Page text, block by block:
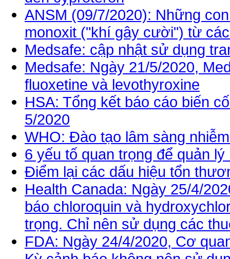
ANSM (09/7/2020): Những
monoxit ("khí gây cười") từ
Medsafe: cập nhật sử dụng
Medsafe: Ngày 21/5/2020,
fluoxetine và levothyroxine
HSA: Tổng kết báo cáo biến
5/2020
WHO: Đào tạo lâm sàng
6 yếu tố quan trọng để quản
Điểm lại các dấu hiệu tổn
Health Canada: Ngày 25/4/
báo chloroquin và
trọng. Chỉ nên sử dụng các
FDA: Ngày 24/4/2020, Cơ